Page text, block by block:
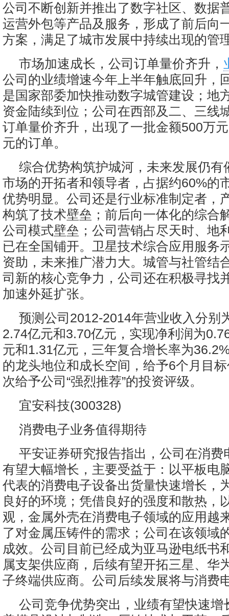
公司不断创新并推出了数字社区、数据
运营外包等产品及服务，形成了前后向
方案，满足了城市发展中持续出现的管
市场加速成长，公司订单量价齐升，
公司的业绩增速今年上半年触底回升，
是国家部委加快推动数字城管建设；地
资金陆续到位；公司在西部及二、三线
订单量价齐升，出现了一批金额500万
元的订单。
综合优势构筑护城河，未来发展仍有
市场的开拓者和领导者，占据约60%的
优势明显。公司还是行业标准制定者，
构筑了技术壁垒；前后向一体化的综合
公司模式壁垒；公司营销占尽天时、地
已在全国铺开。卫星技术综合应用服务
资助，未来推广潜力大。城管与社管结
司新的核心竞争力，公司还在积极寻找
加速外延扩张。
预测公司2012-2014年营业收入分别
2.74亿元和3.70亿元，实现净利润为
元和1.31亿元，三年复合增长率为
的龙头地位和成长空间，给予6个月目
次给予公司“强烈推荐”的投资评级。
宜安科技(300328)
消费电子业务值得期待
平安证券研究报告指出，公司在消费
有望大幅增长，主要受益于：以平板电
代表的消费电子设备出货量快速增长，
良好的环境；凭借良好的强度和散热，
观，金属外壳在消费电子领域的应用越
了对金属压铸件的需求；公司在该领域
成效。公司目前已经成为亚马逊电纸书
属支架供应商，后续有望开拓三星、华
子终端供应商。公司后续发展将与消费
公司竞争优势突出，业绩有望快速增